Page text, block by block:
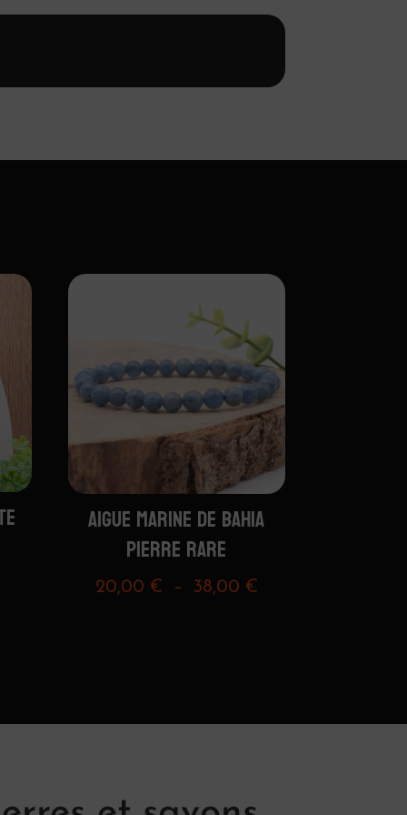
AIGUE MARINE DE BAHIA
PIERRE RARE
20,00 € – 38,00 €Plage